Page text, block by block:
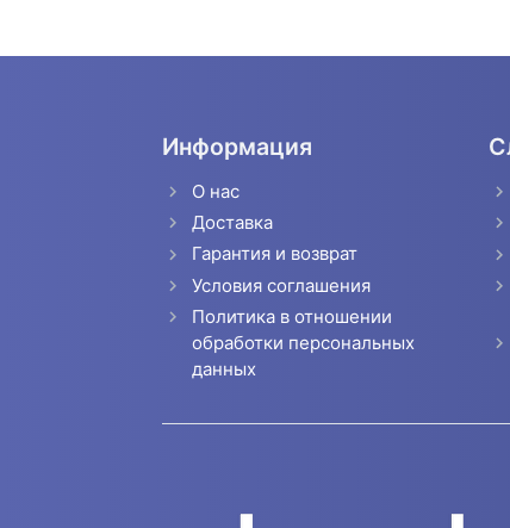
Информация
О нас
Доставка
Гарантия и возврат
Условия соглашения
Политика в отношении
обработки персональных
данных